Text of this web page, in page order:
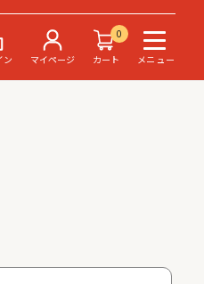
ン マイページ
0
カート
メニュー